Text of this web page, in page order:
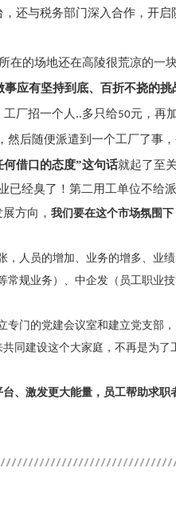
还与税务部门深入合作，开启
在的场地还在高陵很荒凉的一
事应有坚持到底、百折不挠的挑
厂招一个人..多只给50元，再
，然后随便派遣到一个工厂了事
何借口的态度”这句话就起了至
已经臭了！第二用工单位不给
方向， 我们要在这个市场氛围下
，人员的增加、业务的增多、业
规业务）、中企发（员工职业技
门的党建会议室和建立党支部
同建设这个大家庭，不再是为了
、激发更大能量，员工帮助求职